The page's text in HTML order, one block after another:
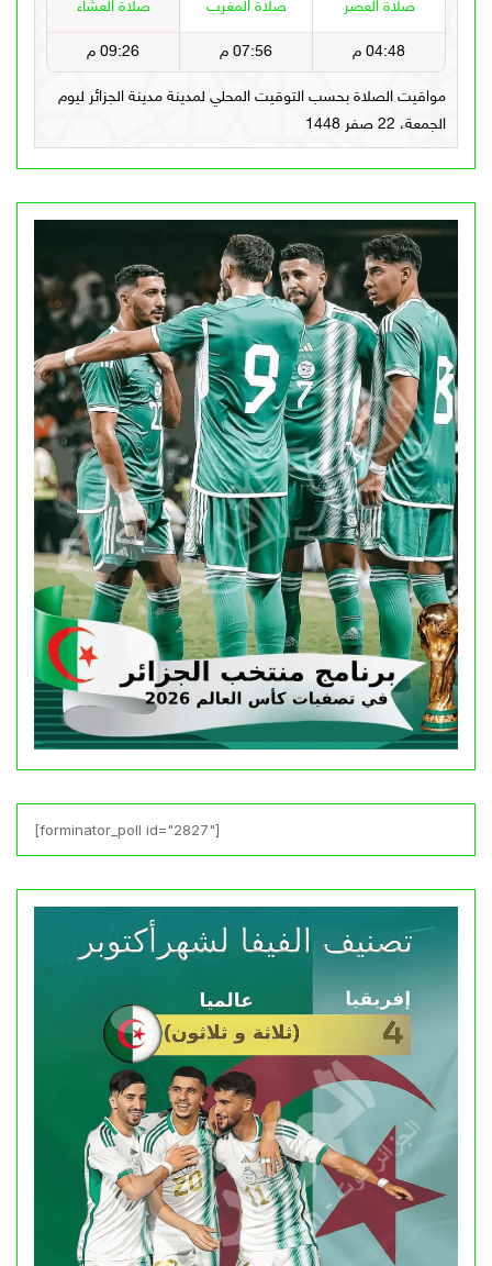
[forminator_poll id="2827"]